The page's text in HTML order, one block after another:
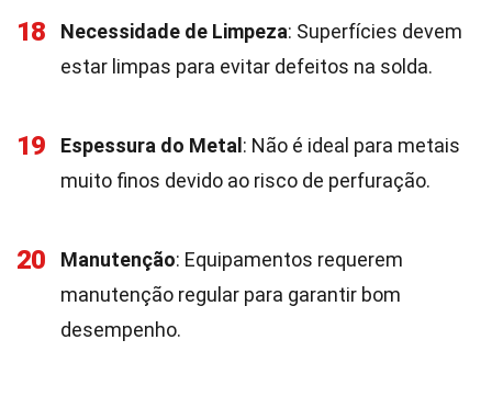
18 Necessidade de Limpeza: Superfícies devem
estar limpas para evitar defeitos na solda.
19 Espessura do Metal : Não é ideal para metais
muito finos devido ao risco de perfuração.
20 Manutenção: Equipamentos requerem
manutenção regular para garantir bom
desempenho.